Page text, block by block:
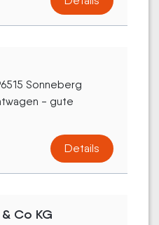
Sonneberg
- gute
Details
Co KG